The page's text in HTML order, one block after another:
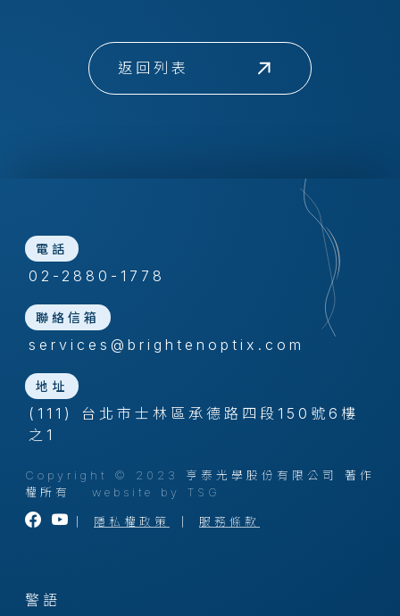
返回列表
電話
02-2880-1778
聯絡信箱
services@brightenoptix.com
地址
(111) 台北市士林區承德路四段150號6樓
之1
Copyright © 2023 亨泰光學股份有限公司 著作
權所有 website by TSG
隱私權政策 服務條款
警語